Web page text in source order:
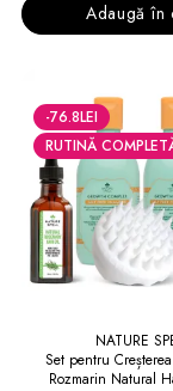
Adaugă în
-76.8LEI
RUTINĂ
NATURE
Set pentru
Rozmarin Natural